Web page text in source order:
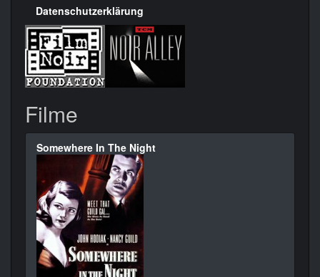
Datenschutzerklärung
Filme
Somewhere In The Night